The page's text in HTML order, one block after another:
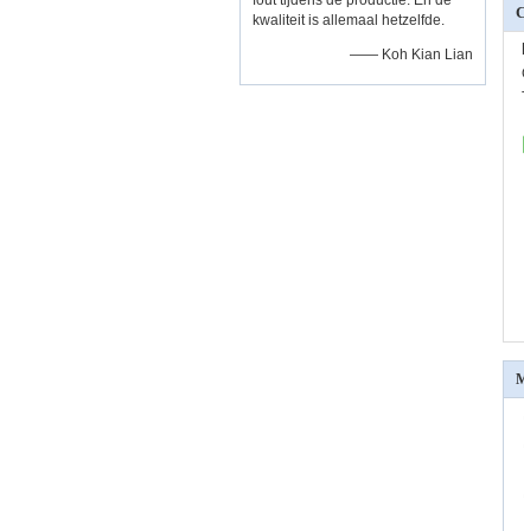
kwaliteit is allemaal hetzelfde.
—— Koh Kian Lian